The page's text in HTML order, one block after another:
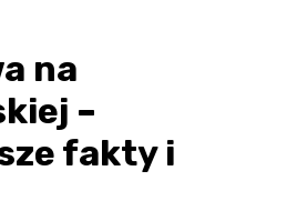
na
–
fakty i